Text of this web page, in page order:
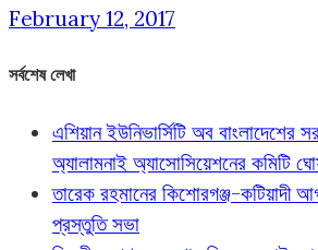
February 12, 2017
সর্বশেষ লেখা
এশিয়ান ইউনিভার্সিটি অব বাংলাদেশের
অ্যালামনাই অ্যাসোসিয়েশনের কমিটি
তারেক রহমানের কিশোরগঞ্জ-কটিয়াদী
প্রস্তুতি সভা